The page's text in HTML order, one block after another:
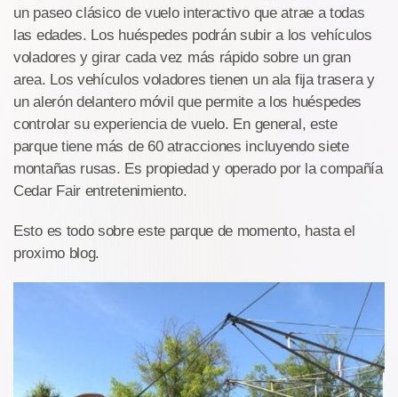
un paseo clásico de vuelo interactivo que atrae a todas
las edades. Los huéspedes podrán subir a los vehículos
voladores y girar cada vez más rápido sobre un gran
area. Los vehículos voladores tienen un ala fija trasera y
un alerón delantero móvil que permite a los huéspedes
controlar su experiencia de vuelo. En general, este
parque tiene más de 60 atracciones incluyendo siete
montañas rusas. Es propiedad y operado por la compañía
Cedar Fair entretenimiento.
Esto es todo sobre este parque de momento, hasta el
proximo blog.